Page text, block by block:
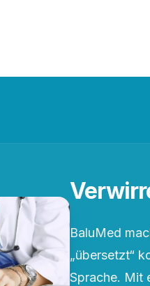
BaluMed
„übersetzt“
Sprache. Mit